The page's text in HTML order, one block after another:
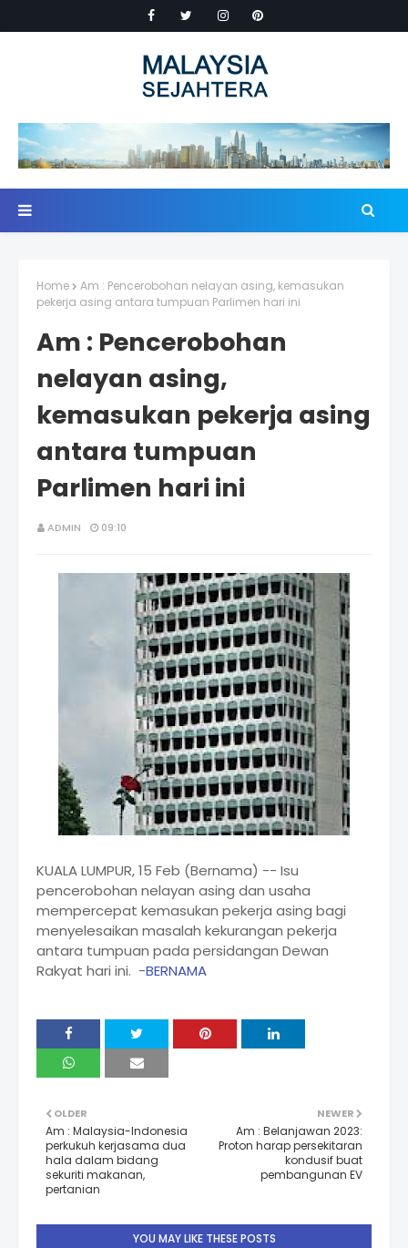
Home
Am : Pencerobohan nelayan asing, kemasukan
pekerja asing antara tumpuan Parlimen hari ini
Am : Pencerobohan
nelayan asing,
kemasukan pekerja asing
antara tumpuan
Parlimen hari ini
ADMIN 09:10
KUALA LUMPUR, 15 Feb (Bernama) -- Isu
pencerobohan nelayan asing dan usaha
mempercepat kemasukan pekerja asing bagi
menyelesaikan masalah kekurangan pekerja
antara tumpuan pada persidangan Dewan
Rakyat hari ini. -BERNAMA
NEWER
Am : Belanjawan 2023:
Proton harap persekitaran
kondusif buat
pembangunan EV
OLDER
Am : Malaysia-Indonesia
perkukuh kerjasama dua
hala dalam bidang
sekuriti makanan,
pertanian
YOU MAY LIKE THESE POSTS